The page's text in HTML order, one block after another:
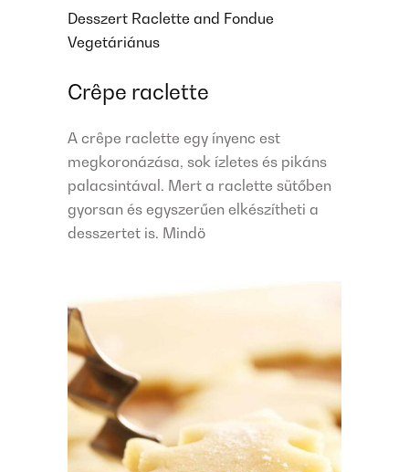
Desszert Raclette and Fondue
Vegetáriánus
Crêpe raclette
A crêpe raclette egy ínyenc est
megkoronázása, sok ízletes és pikáns
palacsintával. Mert a raclette sütőben
gyorsan és egyszerűen elkészítheti a
desszertet is. Mindö